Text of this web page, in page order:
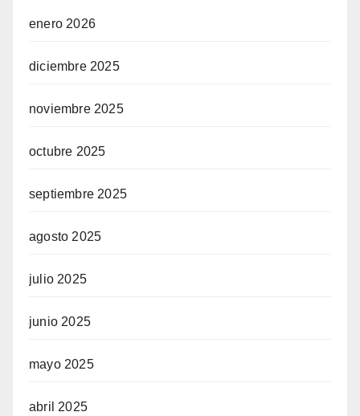
enero 2026
diciembre 2025
noviembre 2025
octubre 2025
septiembre 2025
agosto 2025
julio 2025
junio 2025
mayo 2025
abril 2025